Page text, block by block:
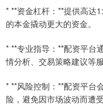
* **资金杠杆：**提供高达
的本金撬动更大的资金。
* **专业指导：**配资平台
情分析、交易策略建议等服
* **风险控制：**配资平台
险，避免因市场波动而遭